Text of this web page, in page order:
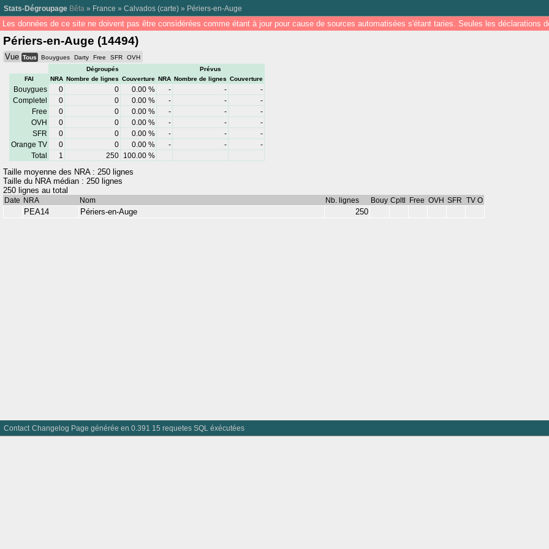
Stats-Dégroupage Bêta » France » Calvados (carte) » Périers-en-Auge
Les données de ce site ne doivent pas être considérées comme étant à jour pour cause de sources automatisées s'étant taries. Seules les déclarations
Périers-en-Auge (14494)
Vue Tous Bouygues Darty Free SFR
OVH
Dégroupés
Prévus
FAI
NRA Nombre de lignes Couverture NRA Nombre de lignes Couverture
Bouygues 0 0 0.00 % - -
-
Completel
0 0 0.00 % - -
-
Free
0 0 0.00 % - -
-
OVH
0 0 0.00 % - -
-
SFR
0 0 0.00 % - -
-
Orange TV
0 0 0.00 % - -
-
Total
1 250 100.00 %
Taille moyenne des NRA : 250 lignes
Taille du NRA médian : 250 lignes
250 lignes au total
Date NRA Nom Nb. lignes Bouy Cpltl Free OVH SFR TV O
PEA14 Périers-en-Auge 250
Contact Changelog Page générée en 0.391 15 requetes SQL éxécutées